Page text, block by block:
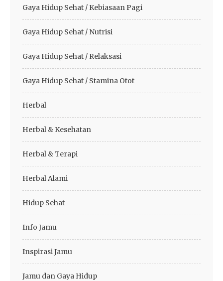
Gaya Hidup Sehat / Kebiasaan Pagi
Gaya Hidup Sehat / Nutrisi
Gaya Hidup Sehat / Relaksasi
Gaya Hidup Sehat / Stamina Otot
Herbal
Herbal & Kesehatan
Herbal & Terapi
Herbal Alami
Hidup Sehat
Info Jamu
Inspirasi Jamu
Jamu dan Gaya Hidup